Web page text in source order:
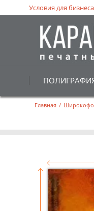
Условия для бизнеса
Главная /